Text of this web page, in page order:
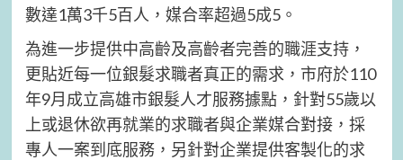
數達1萬3千5百人，媒合率超過5成5。
為進一步提供中高齡及高齡者完善的職涯支持，
更貼近每一位銀髮求職者真正的需求，市府於110
年9月成立高雄市銀髮人才服務據點，針對55歲以
上或退休欲再就業的求職者與企業媒合對接，採
專人一案到底服務，另針對企業提供客製化的求